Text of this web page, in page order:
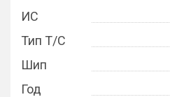
ИС
Тип Т/С
Шип
Год